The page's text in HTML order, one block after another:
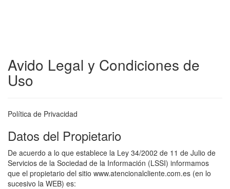
Avido Legal y Condiciones de
Uso
Política de Privacidad
Datos del Propietario
De acuerdo a lo que establece la Ley 34/2002 de 11 de Julio de
Servicios de la Sociedad de la Información (LSSI) informamos
que el propietario del sitio www.atencionalcliente.com.es (en lo
sucesivo la WEB) es: